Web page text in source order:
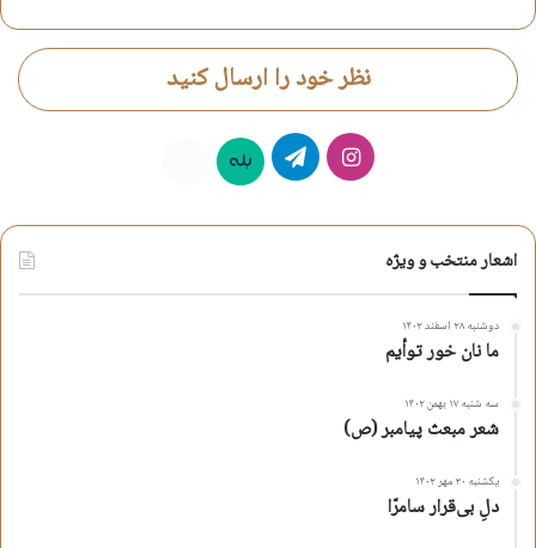
شعر طلیعه ماه محرم
شعر محرم 1402
شعر مناجات امام زمان
شعر ورود به محرم
مرثیه1402
نظر خود را ارسال کنید
اینستاگرامتلگرام بله
اشعار منتخب و ویژه
دوشنبه ۲۸ اسفند ۱۴۰۲
ما نان خور توأیم
سه شنبه ۱۷ بهمن ۱۴۰۲
شعر مبعث پیامبر (ص)
یکشنبه ۳۰ مهر ۱۴۰۲
دلِ بی‌قرار سامرّا